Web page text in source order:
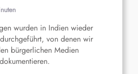
wurden in Indien wieder
von denen wir
bürgerlichen Medien